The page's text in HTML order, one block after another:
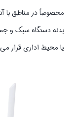
مخصوصاً در مناطق با
بدنه دستگاه سبک و
یا محیط اداری قرار